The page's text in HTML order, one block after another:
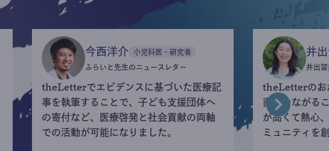
今西洋介 小児科医・研究者
ふらいと先生のニュースレター
theLetterでエビデンスに基づいた医療記
事を執筆することで、子ども支援団体へ
の寄付など、医療啓発と社会貢献の両軸
での活動が可能になりました。
井
井出
theLetterのお
直接つながる
が高くて熱心
ミュニティを